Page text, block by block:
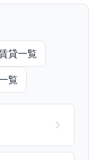
貸一覧
覧